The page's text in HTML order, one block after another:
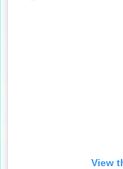
View